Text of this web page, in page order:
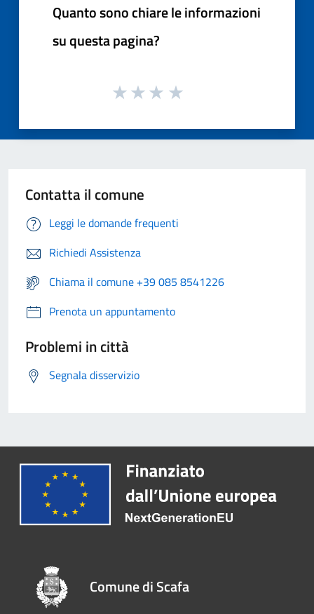
Quanto sono chiare le informazioni
su questa pagina?
Contatta il comune
Leggi le domande frequenti
Richiedi Assistenza
Chiama il comune +39 085 8541226
Prenota un appuntamento
Problemi in città
Segnala disservizio
Comune di Scafa